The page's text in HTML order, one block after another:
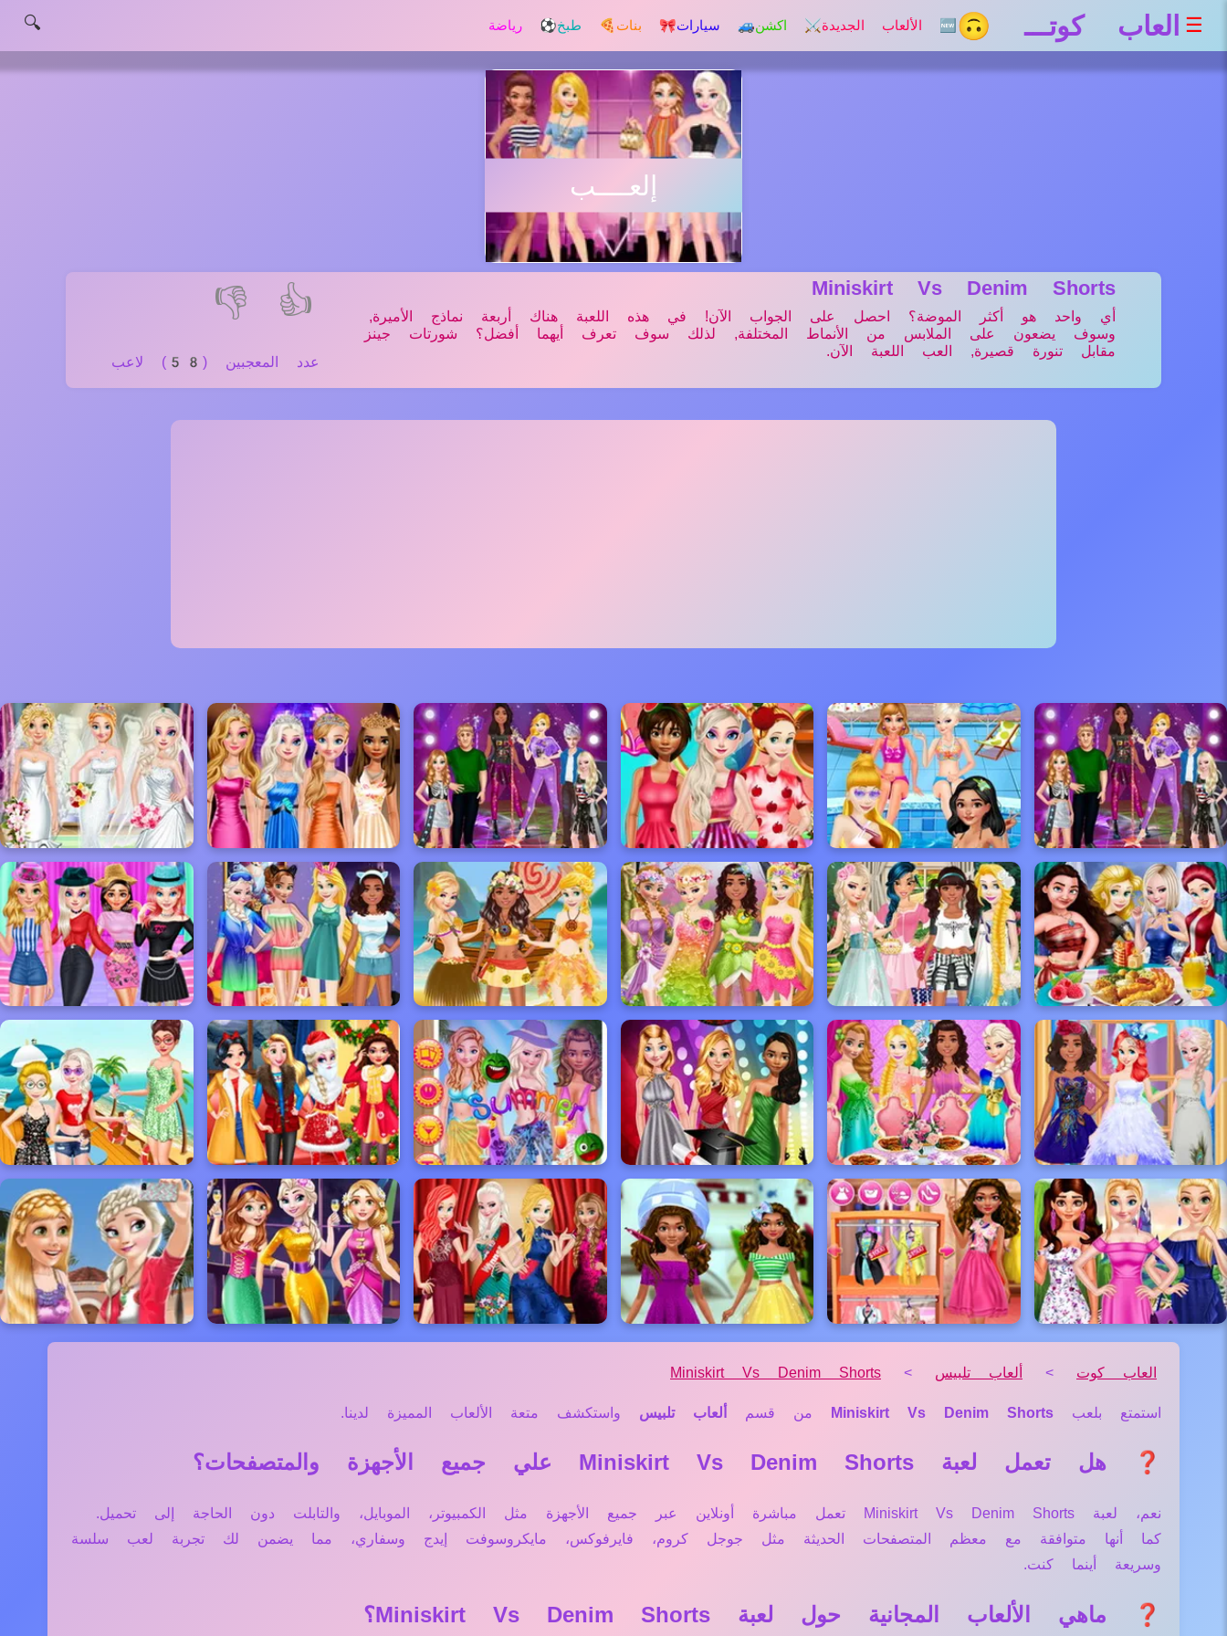
☰ العاب كوتـــ 🙃 🆕 الألعاب الجديدة ⚔️ اكشن🚙 سيارات🎀 بنات 🍕 طبخ⚽ رياضة 🔍
إلعــــب
👍
👎
عدد المعجبين (58) لاعب
Miniskirt Vs Denim Shorts
أي واحد هو أكثر الموضة؟ احصل على الجواب الآن! في هذه اللعبة هناك أربعة نماذج الأميرة,
وسوف يضعون على الملابس من الأنماط المختلفة, لذلك سوف تعرف أيهما أفضل؟ شورتات جينز
مقابل تنورة قصيرة, العب اللعبة الآن.
العاب كوت > ألعاب تلبيس >
Miniskirt Vs Denim Shorts
استمتع بلعب Miniskirt Vs Denim Shorts من قسم ألعاب تلبيس واستكشف متعة الألعاب المميزة لدينا.
❓ هل تعمل لعبة Miniskirt Vs Denim Shorts علي جميع الأجهزة والمتصفحات؟
نعم، لعبة Miniskirt Vs Denim Shorts تعمل مباشرة أونلاين عبر جميع الأجهزة مثل الكمبيوتر، الموبايل، والتابلت دون الحاجة إلى تحميل.
كما أنها متوافقة مع معظم المتصفحات الحديثة مثل جوجل كروم، فايرفوكس، مايكروسوفت إيدج وسفاري، مما يضمن لك تجربة لعب سلسة
وسريعة أينما كنت.
❓ ماهي الألعاب المجانية حول لعبة Miniskirt Vs Denim Shorts؟